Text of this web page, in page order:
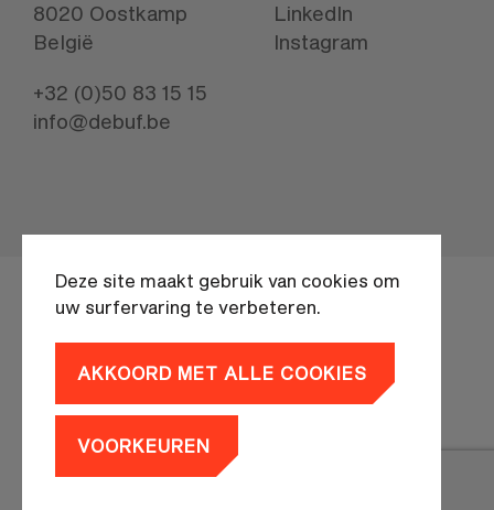
8020 Oostkamp
België
+32 (0)50 83 15 15
info@debuf.be
LinkedIn
Instagram
Privacyverklaring
branding byMOQO
Deze site maakt gebruik van cookies om
uw surfervaring te verbeteren.
AKKOORD MET ALLE COOKIES
VOORKEUREN